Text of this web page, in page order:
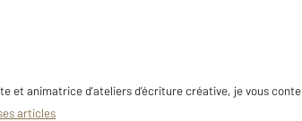
et animatrice d’ateliers d’écriture créative, je vous conte
articles